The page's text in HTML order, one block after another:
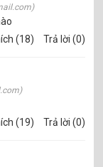
(18)
Trả lời (0)
(19)
Trả lời (0)